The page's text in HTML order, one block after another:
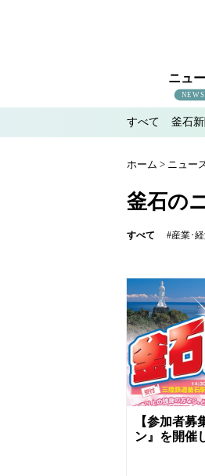
ニュ
NEWS
すべて
釜石新聞NewS
復興釜石新聞ア
地域情報
インタビュー
すべて 釜石
ホーム > ニュー
釜石の
すべて #産業･
【参加者募
ン』を開催